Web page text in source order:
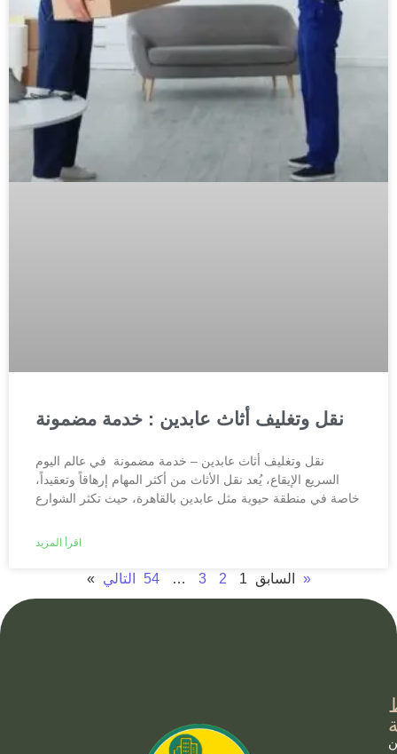
نقل وتغليف أثاث عابدين : خدمة مضمونة
نقل وتغليف أثاث عابدين – خدمة مضمونة في عالم اليوم
السريع الإيقاع، يُعد نقل الأثاث من أكثر المهام إرهاقاً وتعقيداً،
خاصة في منطقة حيوية مثل عابدين بالقاهرة، حيث تكثر الشوارع
اقرأ المزيد
« السابق 1
2
3
…
54 التالي »